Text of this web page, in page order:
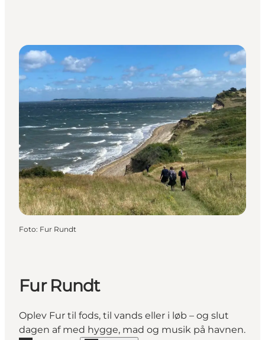
Foto: Fur Rundt
Fur Rundt
Oplev Fur til fods, til vands eller i løb – og slut
dagen af med hygge, mad og musik på havnen.